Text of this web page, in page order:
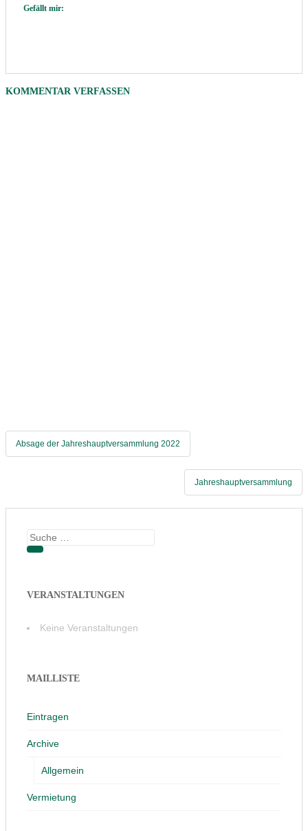
Gefällt mir:
KOMMENTAR VERFASSEN
Beitragsnavigation
Absage der Jahreshauptversammlung 2022
Jahreshauptversammlung
Suche
nach:
VERANSTALTUNGEN
Keine Veranstaltungen
MAILLISTE
Eintragen
Archive
Allgemein
Vermietung